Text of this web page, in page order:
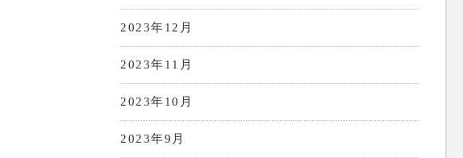
2023年12月
2023年11月
2023年10月
2023年9月